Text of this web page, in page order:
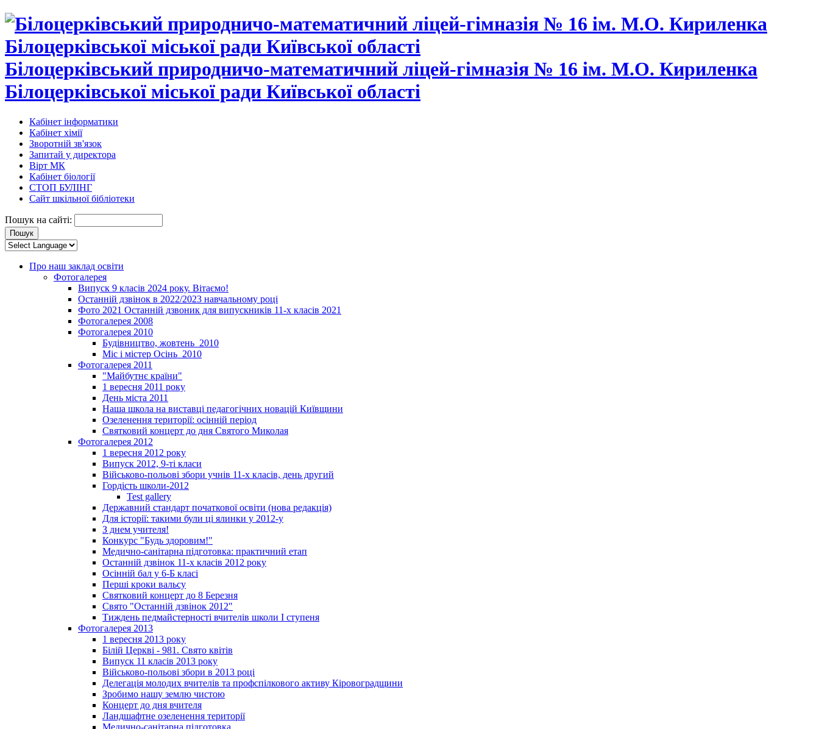
Білоцерківський природничо-математичний ліцей-гімназія № 16 ім. М.О. Кириленка
Білоцерківської міської ради Київської області
Кабінет інформатики
Кабінет хімії
Зворотній зв'язок
Запитай у директора
Вірт МК
Кабінет біології
СТОП БУЛІНГ
Сайт шкільної бібліотеки
Пошук на сайті:
Про наш заклад освіти
Фотогалерея
Випуск 9 класів 2024 року. Вітаємо!
Останній дзвінок в 2022/2023 навчальному році
Фото 2021 Останній дзвоник для випускників 11-х класів 2021
Фотогалерея 2008
Фотогалерея 2010
Будівництво, жовтень_2010
Міс і містер Осінь_2010
Фотогалерея 2011
"Майбутнє країни"
1 вересня 2011 року
День міста 2011
Наша школа на виставці педагогічних новацій Київщини
Озеленення території: осінній період
Святковий концерт до дня Святого Миколая
Фотогалерея 2012
1 вересня 2012 року
Випуск 2012, 9-ті класи
Військово-польові збори учнів 11-х класів, день другий
Гордість школи-2012
Test gallery
Державний стандарт початкової освіти (нова редакція)
Для історії: такими були ці ялинки у 2012-у
З днем учителя!
Конкурс "Будь здоровим!"
Медично-санітарна підготовка: практичний етап
Останній дзвінок 11-х класів 2012 року
Осінній бал у 6-Б класі
Перші кроки вальсу
Святковий концерт до 8 Березня
Свято "Останній дзвінок 2012"
Тиждень педмайстерності вчителів школи І ступеня
Фотогалерея 2013
1 вересня 2013 року
Білій Церкві - 981. Свято квітів
Випуск 11 класів 2013 року
Військово-польові збори в 2013 році
Делегація молодих вчителів та профспілкового активу Кіровоградщини
Зробимо нашу землю чистою
Концерт до дня вчителя
Ландшафтне озеленення території
Медично-санітарна підготовка